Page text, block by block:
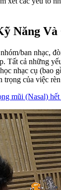
Năng
ban nhạc,
Tất cả những
nhạc cụ (bao
trọng của việc
mũi (Nasal) hết